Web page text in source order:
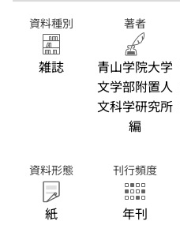
資料種別
雑誌
著者
青山学院大学
文学部附置人
文科学研究所
編
資料形態
紙
刊行頻度
年刊